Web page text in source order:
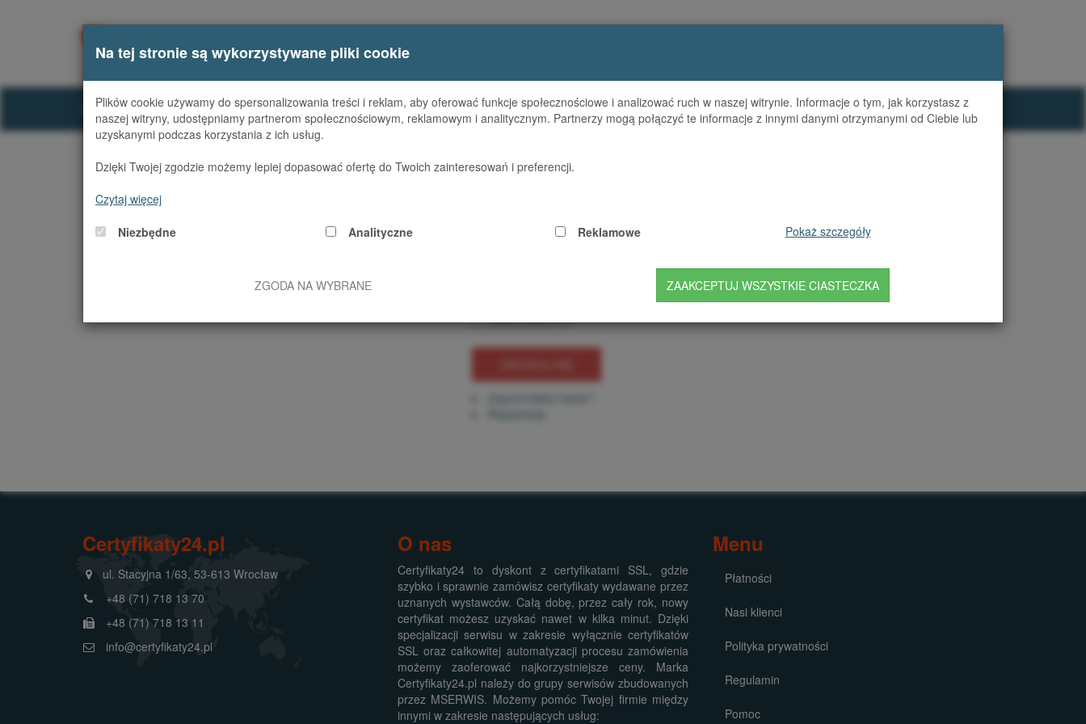
Na tej stronie są wykorzystywane pliki cookie
Plików cookie używamy do spersonalizowania treści i reklam, aby oferować funkcje społecznościowe i analizować ruch w naszej witrynie. Informacje o tym, jak korzystasz z
naszej witryny, udostępniamy partnerom społecznościowym, reklamowym i analitycznym. Partnerzy mogą połączyć te informacje z innymi danymi otrzymanymi od Ciebie lub
uzyskanymi podczas korzystania z ich usług.
Dzięki Twojej zgodzie możemy lepiej dopasować ofertę do Twoich zainteresowań i preferencji.
Czytaj więcej
Niezbędne Analityczne Reklamowe Pokaż szczegóły
ZGODA NA WYBRANE ZAAKCEPTUJ WSZYSTKIE CIASTECZKA
O FIRMIE
Strona główna Logowanie
Logowanie
Adres e-mail
Zapamiętaj mnie
Certyfikaty24.pl
ul. Stacyjna 1/63, 53-613 Wrocław
+48 (71) 718 13 70
+48 (71) 718 13 11
info@certyfikaty24.pl
O nas
Certyfikaty24 to dyskont z certyfikatami SSL, gdzie
szybko i sprawnie zamówisz certyfikaty wydawane przez
uznanych wystawców. Całą dobę, przez cały rok, nowy
certyfikat możesz uzyskać nawet w kilka minut. Dzięki
specjalizacji serwisu w zakresie wyłącznie certyfikatów
SSL oraz całkowitej automatyzacji procesu zamówienia
możemy zaoferować najkorzystniejsze ceny. Marka
Certyfikaty24.pl należy do grupy serwisów zbudowanych
przez MSERWIS. Możemy pomóc Twojej firmie między
innymi w zakresie następujących usług:
Menu
Płatności
Nasi klienci
Polityka prywatności
Regulamin
Pomoc